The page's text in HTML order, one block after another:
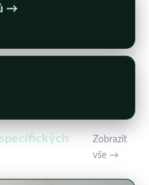
→
Zobrazit
vše →